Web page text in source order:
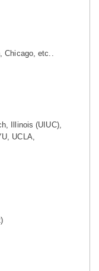
etc..
Illinois (UIUC),
UCLA,